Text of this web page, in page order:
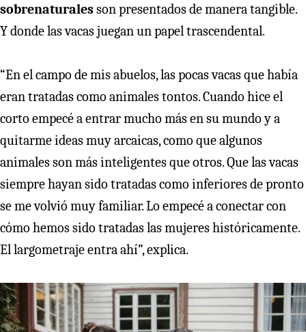
sobrenaturalesson presentados de manera tangible.
Y donde las vacas juegan un papel trascendental.
“En el campo de mis abuelos, las pocas vacas que había
eran tratadas como animales tontos. Cuando hice el
corto empecé a entrar mucho más en su mundo y a
quitarme ideas muy arcaicas, como que algunos
animales son más inteligentes que otros. Que las vacas
siempre hayan sido tratadas como inferiores de pronto
se me volvió muy familiar. Lo empecé a conectar con
cómo hemos sido tratadas las mujeres históricamente.
El largometraje entra ahí”, explica.